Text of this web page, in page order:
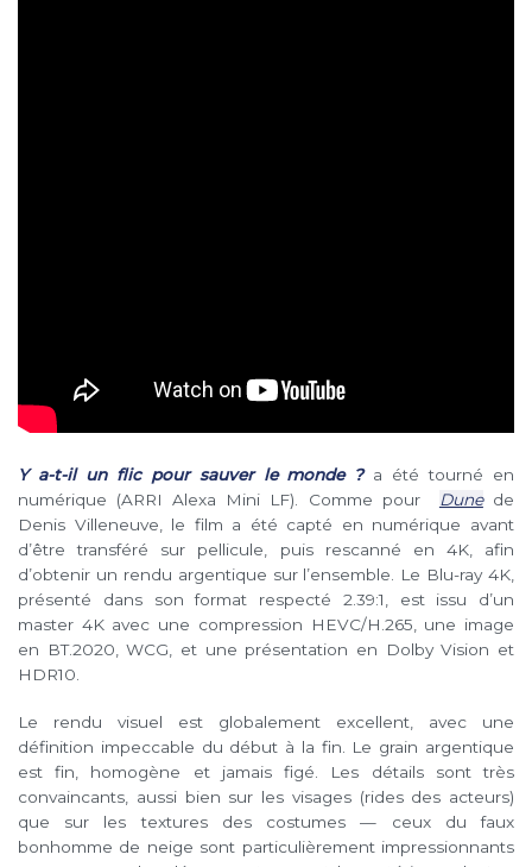
Y a-t-il un flic pour sauver le monde ?a été tourné en
numérique (ARRI Alexa Mini LF). Comme pour
Dunede
Denis Villeneuve, le film a été capté en numérique avant
d’être transféré sur pellicule, puis rescanné en 4K, afin
d’obtenir un rendu argentique sur l’ensemble. Le Blu-ray 4K,
présenté dans son format respecté 2.39:1, est issu d’un
master 4K avec une compression HEVC/H.265, une image
en BT.2020, WCG, et une présentation en Dolby Vision et
HDR10.
Le rendu visuel est globalement excellent, avec une
définition impeccable du début à la fin. Le grain argentique
est fin, homogène et jamais figé. Les détails sont très
convaincants, aussi bien sur les visages (rides des acteurs)
que sur les textures des costumes — ceux du faux
bonhomme de neige sont particulièrement impressionnants